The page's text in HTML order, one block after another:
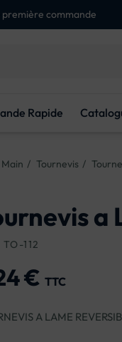
d'achat
Rapide
Tournevis
a
TO-112
€ TTC
A LAME